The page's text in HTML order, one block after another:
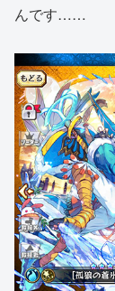
んです……